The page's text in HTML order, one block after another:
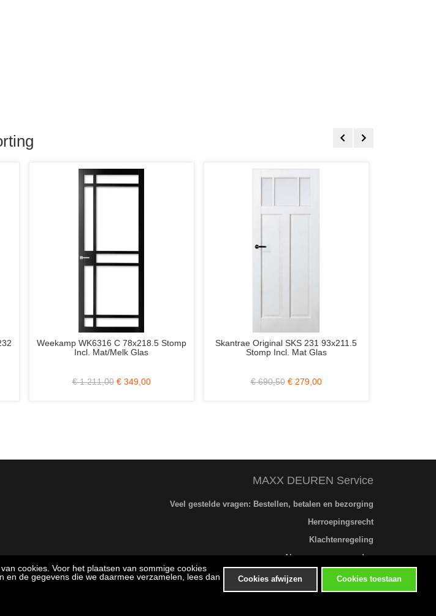
cookies. Voor het plaatsen van sommige cookies
en de gegevens die we daarmee verzamelen, lees dan
Cookies afwijzen Cookies toestaan
Stomp
Glas
Skantrae Original SKS 231 93x211.5
Stomp Incl. Mat Glas
€ 690,50
Berkvens HPL Deur Lavendel 83x211.5
Stomp
€ 220,00
MAXX DEUREN Service
Veel gestelde vragen: Bestellen, betalen en bezorging
Herroepingsrecht
Klachtenregeling
Algemene voorwaarden
Privacybeleid
Bezichtigen en afhalen alleen op afspraak